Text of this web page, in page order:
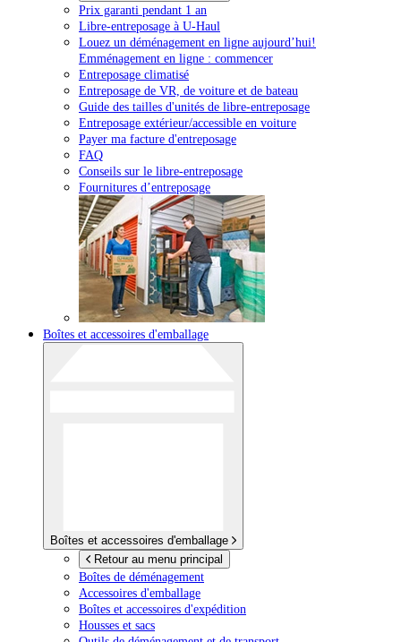
Prix garanti pendant 1 an
Libre-entreposage à U-Haul
Louez un déménagement en ligne aujourd’hui!
Emménagement en ligne : commencer
Entreposage climatisé
Entreposage de VR, de voiture et de bateau
Guide des tailles d'unités de libre-entreposage
Entreposage extérieur/accessible en voiture
Payer ma facture d'entreposage
FAQ
Conseils sur le libre-entreposage
Fournitures d’entreposage
Boîtes et accessoires d'emballage
Boîtes et accessoires d'emballage
Retour au menu principal
Boîtes de déménagement
Accessoires d'emballage
Boîtes et accessoires d'expédition
Housses et sacs